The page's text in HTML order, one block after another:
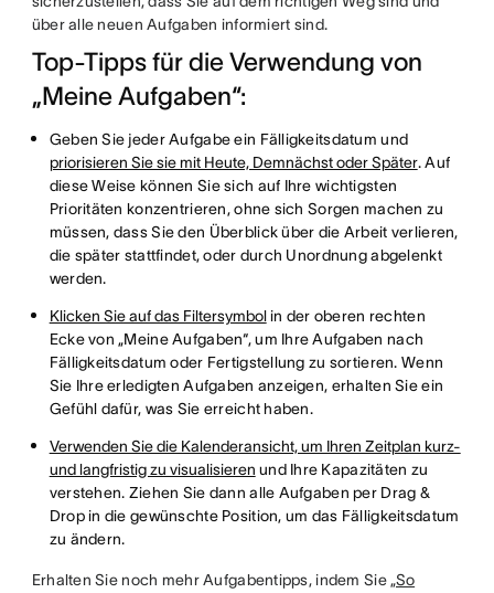
über alle neuen Aufgaben informiert sind.
Top-Tipps für die Verwendung von
„Meine Aufgaben“:
Geben Sie jeder Aufgabe ein Fälligkeitsdatum und
priorisieren Sie sie mit Heute, Demnächst oder Später. Auf
diese Weise können Sie sich auf Ihre wichtigsten
Prioritäten konzentrieren, ohne sich Sorgen machen zu
müssen, dass Sie den Überblick über die Arbeit verlieren,
die später stattfindet, oder durch Unordnung abgelenkt
werden.
Klicken Sie auf das Filtersymbolin der oberen rechten
Ecke von „Meine Aufgaben“, um Ihre Aufgaben nach
Fälligkeitsdatum oder Fertigstellung zu sortieren. Wenn
Sie Ihre erledigten Aufgaben anzeigen, erhalten Sie ein
Gefühl dafür, was Sie erreicht haben.
Verwenden Sie die Kalenderansicht, um Ihren Zeitplan kurz-
und langfristig zu visualisieren und Ihre Kapazitäten zu
verstehen. Ziehen Sie dann alle Aufgaben per Drag &
Drop in die gewünschte Position, um das Fälligkeitsdatum
zu ändern.
Erhalten Sie noch mehr Aufgabentipps, indem Sie „So